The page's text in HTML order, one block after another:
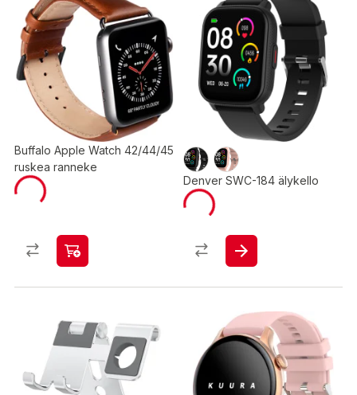
Buffalo Apple Watch 42/44/45
ruskea ranneke
Denver SWC-184 älykello